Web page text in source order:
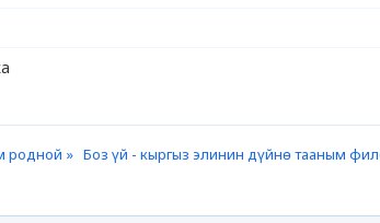
родной » Боз үй - кыргыз элинин дүйнө тааным